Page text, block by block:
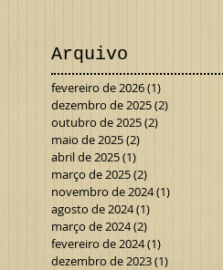
Arquivo
fevereiro de 2026(1)
dezembro de 2025(2)
outubro de 2025(2)
maio de 2025(2)
abril de 2025(1)
março de 2025(2)
novembro de 2024(1)
agosto de 2024(1)
março de 2024(2)
fevereiro de 2024(1)
dezembro de 2023(1)